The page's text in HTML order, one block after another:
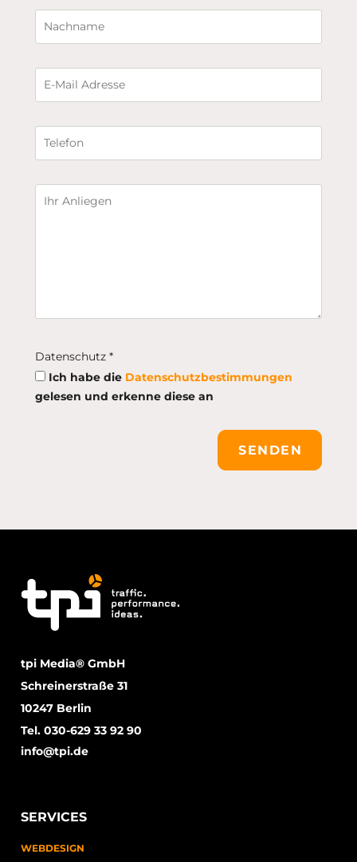
Datenschutz *
Ich habe die Datenschutzbestimmungen
gelesen und erkenne diese an
SENDEN
tpi Media® GmbH
Schreinerstraße 31
10247 Berlin
Tel. 030-629 33 92 90
info@tpi.de
SERVICES
WEBDESIGN